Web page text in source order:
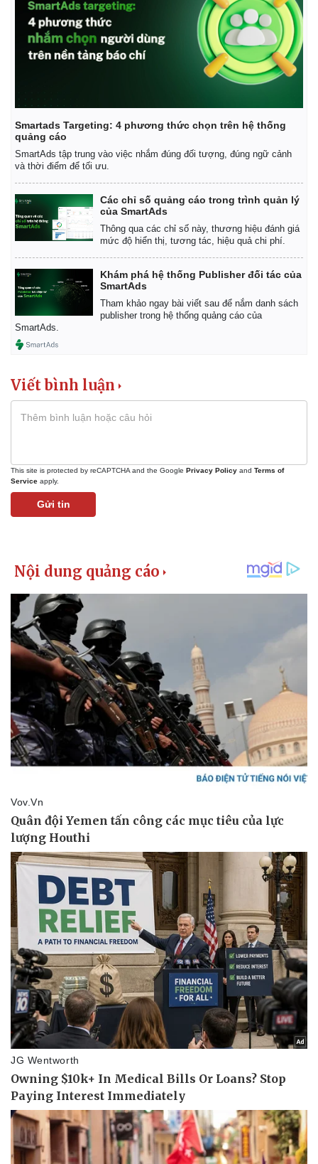
Kinh tế
Bất động sản
Smartads Targeting: 4 phương thức chọn trên hệ thống
quảng cáo
SmartAds tập trung vào việc nhắm đúng đối tượng, đúng ngữ cảnh
và thời điểm để tối ưu.
Các chỉ số quảng cáo trong trình quản lý
của SmartAds
Thông qua các chỉ số này, thương hiệu đánh giá
mức độ hiển thị, tương tác, hiệu quả chi phí.
Khám phá hệ thống Publisher đối tác của
SmartAds
Tham khảo ngay bài viết sau để nắm danh sách
publisher trong hệ thống quảng cáo của
SmartAds.
Viết bình luận
This site is protected by reCAPTCHA and the Google Privacy Policy and Terms of
Service apply.
Gửi tin